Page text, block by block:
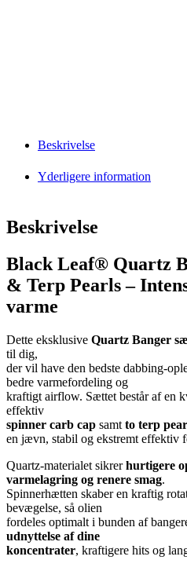
Beskrivelse
Yderligere information
Beskrivelse
Black Leaf® Quartz
& Terp Pearls –
varme
Dette eksklusive Quartz Banger
til dig,
der vil have den bedste dabbing-
bedre varmefordeling og
kraftigt airflow. Sættet består af en
effektiv
spinner carb cap samt to terp
en jævn, stabil og ekstremt effektiv
Quartz-materialet sikrerhurtigere
varmelagring og renere smag.
Spinnerhætten skaber en kraftig
bevægelse, så olien
fordeles optimalt i bunden af
udnyttelse af dine
koncentrater, kraftigere hits og